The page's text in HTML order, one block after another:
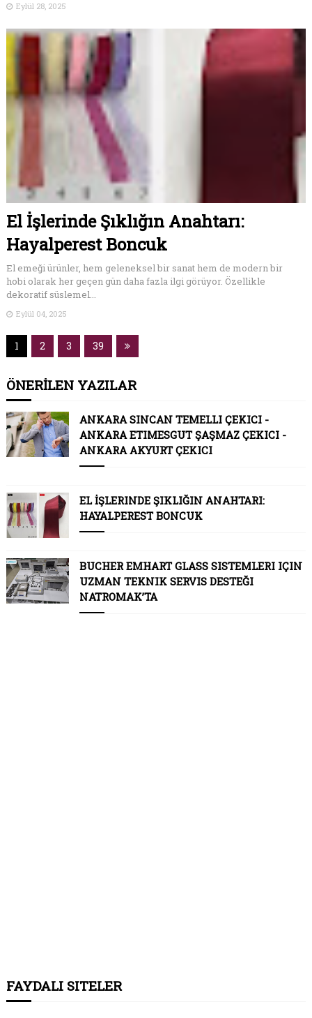
Eylül 28, 2025
El İşlerinde Şıklığın Anahtarı:
Hayalperest Boncuk
El emeği ürünler, hem geleneksel bir sanat hem de modern bir
hobi olarak her geçen gün daha fazla ilgi görüyor. Özellikle
dekoratif süslemel...
Eylül 04, 2025
1 2 3 39
ÖNERİLEN YAZILAR
ANKARA SINCAN TEMELLI ÇEKICI -
ANKARA ETIMESGUT ŞAŞMAZ ÇEKICI -
ANKARA AKYURT ÇEKICI
EL İŞLERINDE ŞIKLIĞIN ANAHTARI:
HAYALPEREST BONCUK
BUCHER EMHART GLASS SISTEMLERI IÇIN
UZMAN TEKNIK SERVIS DESTEĞI
NATROMAK’TA
FAYDALI SITELER